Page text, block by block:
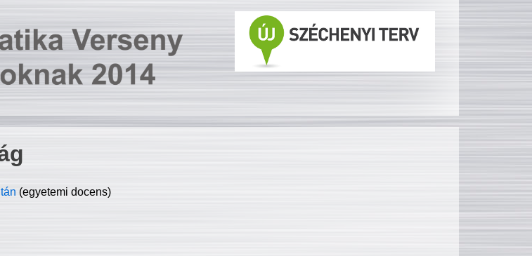
(egyetemi docens)